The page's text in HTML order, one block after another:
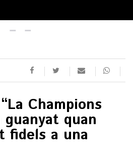
| ALBERT PLA
SEMPRE BUSCA L’EQUILIBRI”
DISCOGRÀFIQUES
Champions
guanyat quan
fidels a una